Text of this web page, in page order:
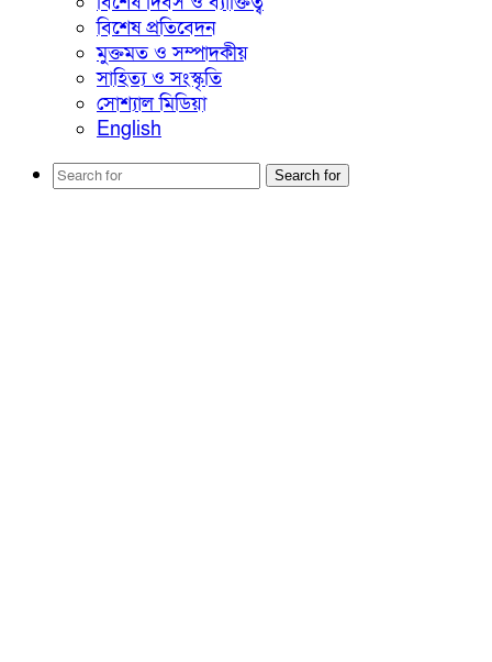
বিশেষ প্রতিবেদন
মুক্তমত ও সম্পাদকীয়
সাহিত্য ও সংস্কৃতি
সোশ্যাল মিডিয়া
English
Search for